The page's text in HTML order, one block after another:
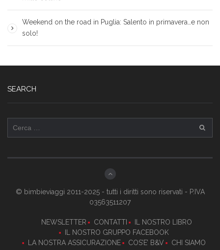
Weekend on the road in Puglia: Salento in primavera…e non
solo!
SEARCH
per:
© bimbieviaggi 2011-2025 - tutti i diritti sono riservati - P.IVA
03563511207
NEWSLETTER CONTATTI
IL NOSTRO LIBRO
IL NOSTRO GRUPPO FACEBOOK
LA NOSTRA ASSICURAZIONE
COS’E’ B&V
CHI SIAMO